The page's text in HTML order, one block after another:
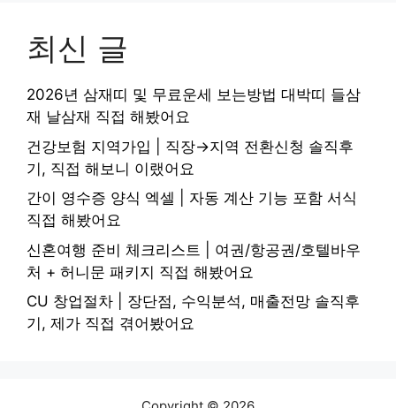
최신 글
2026년 삼재띠 및 무료운세 보는방법 대박띠 들삼
재 날삼재 직접 해봤어요
건강보험 지역가입 | 직장→지역 전환신청 솔직후
기, 직접 해보니 이랬어요
간이 영수증 양식 엑셀 | 자동 계산 기능 포함 서식
직접 해봤어요
신혼여행 준비 체크리스트 | 여권/항공권/호텔바우
처 + 허니문 패키지 직접 해봤어요
CU 창업절차 | 장단점, 수익분석, 매출전망 솔직후
기, 제가 직접 겪어봤어요